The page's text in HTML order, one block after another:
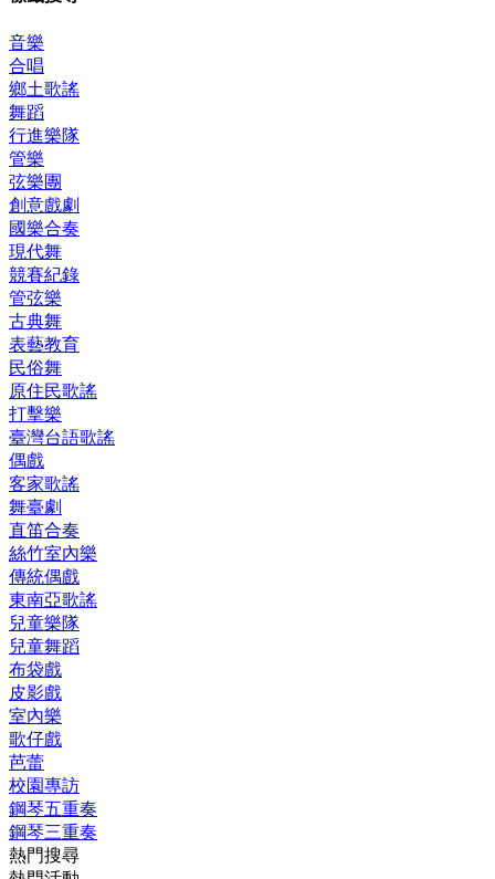
音樂
合唱
鄉土歌謠
舞蹈
行進樂隊
管樂
弦樂團
創意戲劇
國樂合奏
現代舞
競賽紀錄
管弦樂
古典舞
表藝教育
民俗舞
原住民歌謠
打擊樂
臺灣台語歌謠
偶戲
客家歌謠
舞臺劇
直笛合奏
絲竹室內樂
傳統偶戲
東南亞歌謠
兒童樂隊
兒童舞蹈
布袋戲
皮影戲
室內樂
歌仔戲
芭蕾
校園專訪
鋼琴五重奏
鋼琴三重奏
熱門搜尋